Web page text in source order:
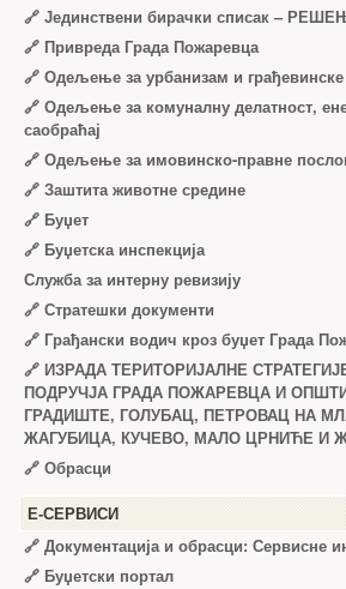
🔗 Јединствени бирачки списак –
🔗 Привреда Града Пожаревца
🔗 Одељење за урбанизам и
🔗 Одељење за комуналну делатност,
саобраћај
🔗 Одељење за имовинско-правне
🔗 Заштита животне средине
🔗 Буџет
🔗 Буџетска инспекција
Служба за интерну ревизију
🔗 Стратешки документи
🔗 Грађански водич кроз буџет Града
🔗 ИЗРАДА ТЕРИТОРИЈАЛНЕ
ПОДРУЧЈА ГРАДА ПОЖАРЕВЦА И
ГРАДИШТЕ, ГОЛУБАЦ, ПЕТРОВАЦ НА
ЖАГУБИЦА, КУЧЕВО, МАЛО ЦРНИЋЕ И
🔗 Обрасци
Е-СЕРВИСИ
🔗 Документација и обрасци: Сервисне
🔗 Буџетски портал